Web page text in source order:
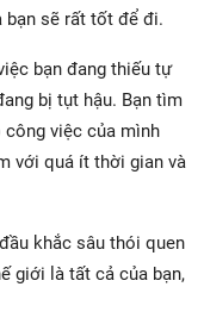
bạn sẽ rất tốt để đi.
bạn đang thiếu tự
bị tụt hậu. Bạn tìm
việc của mình
với quá ít thời gian và
khắc sâu thói quen
giới là tất cả của bạn,